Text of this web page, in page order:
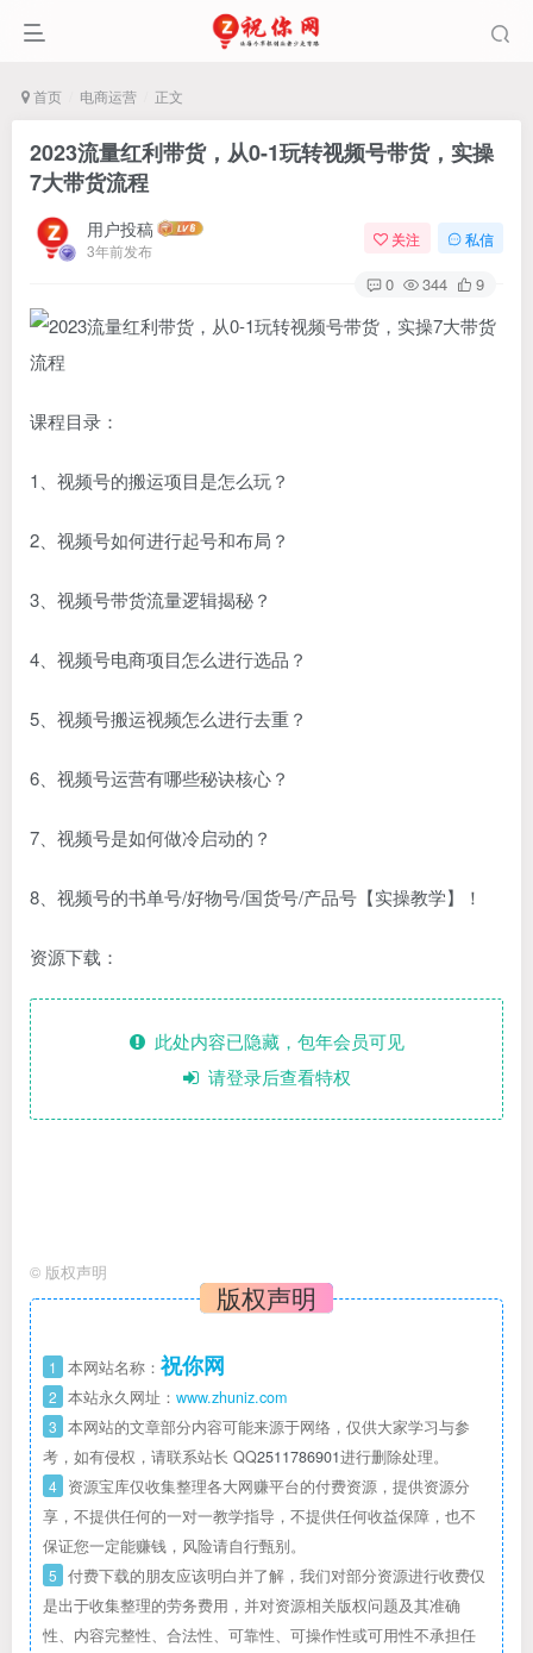
首页 电商运营 正文
2023流量红利带货，从0-1玩转视频号带货，实操
7大带货流程
用户投稿
3年前发布
关注 私信
0 344 9
课程目录：
1、视频号的搬运项目是怎么玩？
2、视频号如何进行起号和布局？
3、视频号带货流量逻辑揭秘？
4、视频号电商项目怎么进行选品？
5、视频号搬运视频怎么进行去重？
6、视频号运营有哪些秘诀核心？
7、视频号是如何做冷启动的？
8、视频号的书单号/好物号/国货号/产品号【实操教学】！
资源下载：
此处内容已隐藏，包年会员可见
请登录后查看特权
© 版权声明
版权声明
1 本网站名称： 祝你网
2 本站永久网址： www.zhuniz.com
3 本网站的文章部分内容可能来源于网络，仅供大家学习与参
考，如有侵权，请联系站长 QQ2511786901进行删除处理。
4 资源宝库仅收集整理各大网赚平台的付费资源，提供资源分
享，不提供任何的一对一教学指导，不提供任何收益保障，也不
保证您一定能赚钱，风险请自行甄别。
5 付费下载的朋友应该明白并了解，我们对部分资源进行收费仅
是出于收集整理的劳务费用，并对资源相关版权问题及其准确
性、内容完整性、合法性、可靠性、可操作性或可用性不承担任